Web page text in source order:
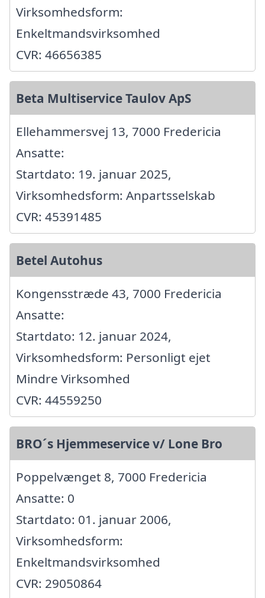
Virksomhedsform:
Enkeltmandsvirksomhed
CVR: 46656385
Beta Multiservice Taulov ApS
Ellehammersvej 13, 7000 Fredericia
Ansatte:
Startdato: 19. januar 2025,
Virksomhedsform: Anpartsselskab
CVR: 45391485
Betel Autohus
Kongensstræde 43, 7000 Fredericia
Ansatte:
Startdato: 12. januar 2024,
Virksomhedsform: Personligt ejet
Mindre Virksomhed
CVR: 44559250
BRO´s Hjemmeservice v/ Lone Bro
Poppelvænget 8, 7000 Fredericia
Ansatte: 0
Startdato: 01. januar 2006,
Virksomhedsform:
Enkeltmandsvirksomhed
CVR: 29050864